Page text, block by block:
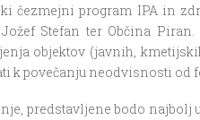
čezmejni program IPA in
Stefan ter Občina
objektov (javnih,
k povečanju neodvisnosti od
predstavljene bodo